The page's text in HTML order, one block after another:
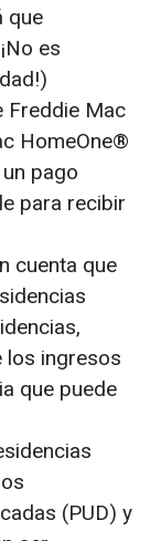
que
es
Freddie Mac
HomeOne®
pago
para recibir
cuenta que
los ingresos
que puede
(PUD) y